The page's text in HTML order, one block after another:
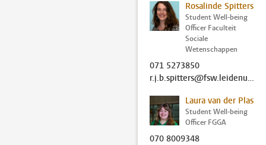
Rosalinde Spitters
Student Well-being
Officer Faculteit
Sociale
Wetenschappen
071 5273850
r.j.b.spitters@fsw.leidenuniv.nl
Laura van der Plas
Student Well-being
Officer FGGA
070 8009348